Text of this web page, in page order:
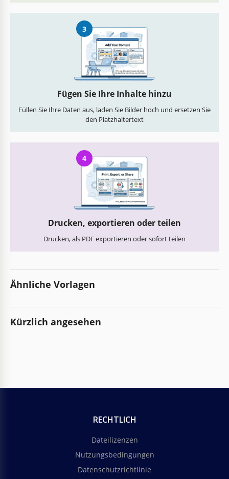
3
Fügen Sie Ihre Inhalte hinzu
Füllen Sie Ihre Daten aus, laden Sie Bilder hoch und ersetzen Sie
den Platzhaltertext
4
Drucken, exportieren oder teilen
Drucken, als PDF exportieren oder sofort teilen
Ähnliche Vorlagen
Kürzlich angesehen
RECHTLICH
Dateilizenzen
Nutzungsbedingungen
Datenschutzrichtlinie